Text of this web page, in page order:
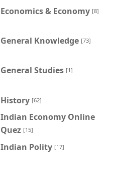
Economics & Economy [8]
General Knowledge [73]
General Studies [1]
History [62]
Indian Economy Online
Quez [15]
Indian Polity [17]